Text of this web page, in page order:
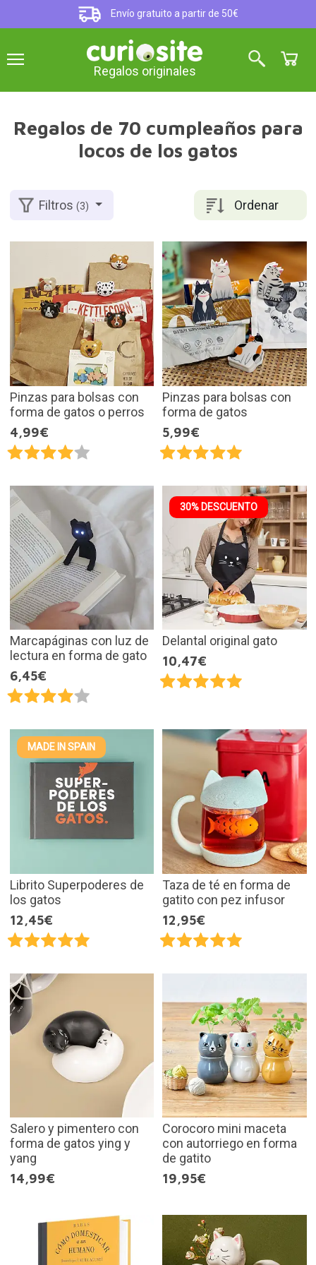
Envío gratuito a partir de 50€
Regalos originales
Regalos de 70 cumpleaños para
locos de los gatos
Ordenar
Filtros(3)
Pinzas para bolsas con
forma de gatos o perros
4,99€
Pinzas para bolsas con
forma de gatos
5,99€
Marcapáginas con luz de
lectura en forma de gato
6,45€
30% DESCUENTO
Delantal original gato
10,47€
MADE IN SPAIN
Librito Superpoderes de
los gatos
12,45€
Taza de té en forma de
gatito con pez infusor
12,95€
Salero y pimentero con
forma de gatos ying y
yang
14,99€
Corocoro mini maceta
con autorriego en forma
de gatito
19,95€